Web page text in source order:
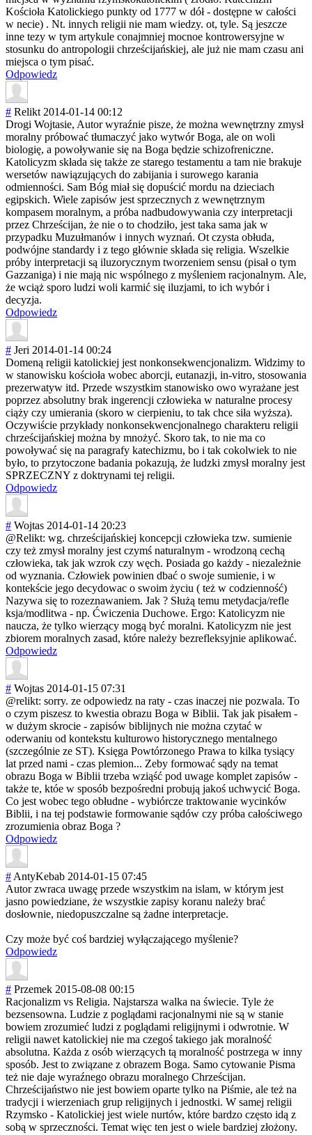
Kościoła Katolickiego punkty od 1777 w dół - dostępne w całości
w necie) . Nt. innych religii nie mam wiedzy. ot, tyle. Są jeszcze
inne tezy w tym artykule conajmniej mocnoe kontrowersyjne w
stosunku do antropologii chrześcijańskiej, ale już nie mam czasu ani
miejsca o tym pisać.
Odpowiedz
# Relikt 2014-01-14 00:12
Drogi Wojtasie, Autor wyraźnie pisze, że można wewnętrzny zmysł
moralny próbować tłumaczyć jako wytwór Boga, ale on woli
biologię, a powoływanie się na Boga będzie schizofreniczne.
Katolicyzm składa się także ze starego testamentu a tam nie brakuje
wersetów nawiązujących do zabijania i surowego karania
odmienności. Sam Bóg miał się dopuścić mordu na dzieciach
egipskich. Wiele zapisów jest sprzecznych z wewnętrznym
kompasem moralnym, a próba nadbudowywania czy interpretacji
przez Chrześcijan, że nie o to chodziło, jest taka sama jak w
przypadku Muzułmanów i innych wyznań. Ot czysta obłuda,
podwójne standardy i z tego głównie składa się religia. Wszelkie
próby interpretacji są iluzorycznym tworzeniem sensu (pisał o tym
Gazzaniga) i nie mają nic wspólnego z myśleniem racjonalnym. Ale,
że wciąż sporo ludzi woli karmić się iluzjami, to ich wybór i
decyzja.
Odpowiedz
# Jeri 2014-01-14 00:24
Domeną religii katolickiej jest nonkonsekwencjonalizm. Widzimy to
w stanowisku kościoła wobec aborcji, eutanazji, in-vitro, stosowania
prezerwatyw itd. Przede wszystkim stanowisko owo wyrażane jest
poprzez absolutny brak ingerencji człowieka w naturalne procesy
ciąży czy umierania (skoro w cierpieniu, to tak chce siła wyższa).
Oczywiście przykłady nonkonsekwencjonalnego charakteru religii
chrześcijańskiej można by mnożyć. Skoro tak, to nie ma co
powoływać się na paragrafy katechizmu, bo i tak cokolwiek to nie
było, to przytoczone badania pokazują, że ludzki zmysł moralny jest
SPRZECZNY z doktrynami tej religii.
Odpowiedz
# Wojtas 2014-01-14 20:23
@Relikt: wg. chrześcijańskiej koncepcji człowieka tzw. sumienie
czy też zmysł moralny jest czymś naturalnym - wrodzoną cechą
człowieka, tak jak wzrok czy węch. Posiada go każdy - niezależnie
od wyznania. Człowiek powinien dbać o swoje sumienie, i w
kontekście jego decydowac o swoim życiu ( też w codzienność)
Nazywa się to rozeznawaniem. Jak ? Służą temu metydacja/refle
ksja/modlitwa - np. Ćwiczenia Duchowe. Ergo: Katolicyzm nie
naucza, że tylko wierzący mogą być moralni. Katolicyzm nie jest
zbiorem moralnych zasad, które należy bezrefleksyjnie aplikować.
Odpowiedz
# Wojtas 2014-01-15 07:31
@relikt: sorry. ze odpowiedz na raty - czas inaczej nie pozwala. To
o czym piszesz to kwestia obrazu Boga w Biblii. Tak jak pisałem -
w dużym skrocie - zapisów biblijnych nie można czytać w
oderwaniu od kontekstu kulturowo historycznego mentalnego
(szczególnie ze ST). Księga Powtórzonego Prawa to kilka tysiący
lat przed nami - czas plemion... Zeby formować sądy na temat
obrazu Boga w Biblii trzeba wziąść pod uwage komplet zapisów -
także te, któe w sposób bezpośredni probują jakoś uchwycić Boga.
Co jest wobec tego obłudne - wybiórcze traktowanie wycinków
Biblii, i na tej podstawie formowanie sądów czy próba całościwego
zrozumienia obraz Boga ?
Odpowiedz
# AntyKebab 2014-01-15 07:45
Autor zwraca uwagę przede wszystkim na islam, w którym jest
jasno powiedziane, że wszystkie zapisy koranu należy brać
dosłownie, niedopuszczalne są żadne interpretacje.
Czy może być coś bardziej wyłączającego myślenie?
Odpowiedz
# Przemek 2015-08-08 00:15
Racjonalizm vs Religia. Najstarsza walka na świecie. Tyle że
bezsensowna. Ludzie z poglądami racjonalnymi nie są w stanie
bowiem zrozumieć ludzi z poglądami religijnymi i odwrotnie. W
religii nawet katolickiej nie ma czegoś takiego jak moralność
absolutna. Każda z osób wierzących tą moralność postrzega w inny
sposób. Jest to związane z obrazem Boga. Samo cytowanie Pisma
też nie daje wyraźnego obrazu moralnego Chrześcijan.
Chrześcijaństwo nie jest bowiem oparte tylko na Piśmie, ale też na
tradycji i wierzeniach grup religijnych i jednostki. W samej religii
Rzymsko - Katolickiej jest wiele nurtów, które bardzo często idą z
sobą w sprzeczności. Temat więc ten jest o wiele bardziej złożony.